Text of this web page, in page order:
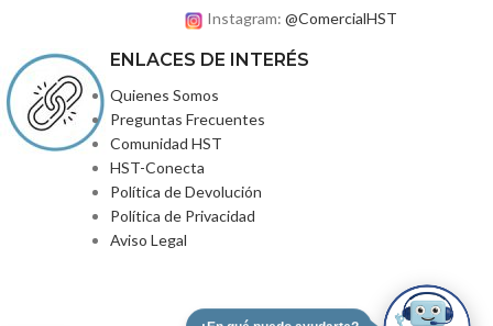
Instagram: @ComercialHST
ENLACES DE INTERÉS
Quienes Somos
Preguntas Frecuentes
Comunidad HST
HST-Conecta
Política de Devolución
Política de Privacidad
Aviso Legal